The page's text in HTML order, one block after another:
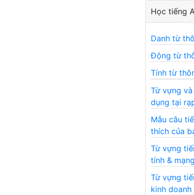
Học tiếng
Danh từ
Động từ
Tính từ
Từ vựng
dụng tại
Mẫu câu
thích của
Từ vựng
tính &
Từ vựng
kinh doanh